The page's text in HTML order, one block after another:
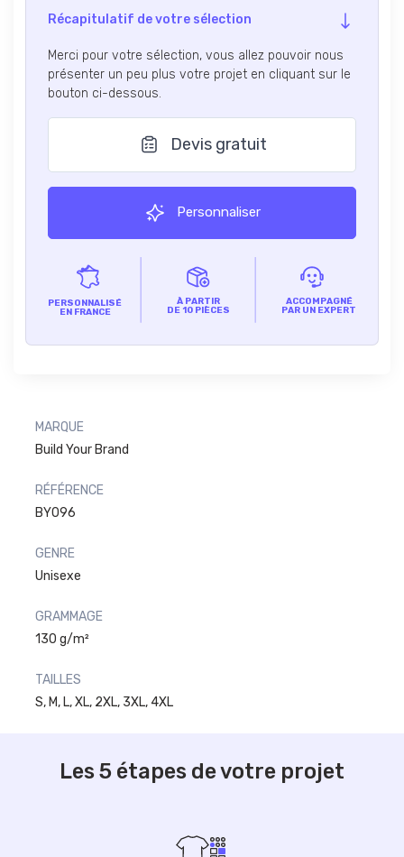
Récapitulatif de votre sélection
Merci pour votre sélection, vous allez pouvoir nous
présenter un peu plus votre projet en cliquant sur le
bouton ci-dessous.
Devis gratuit
Personnaliser
PERSONNALISÉ
EN FRANCE
À PARTIR
DE 10 PIÈCES
ACCOMPAGNÉ
PAR UN EXPERT
MARQUE
Build Your Brand
RÉFÉRENCE
BY096
GENRE
Unisexe
GRAMMAGE
130 g/m²
TAILLES
S, M, L, XL, 2XL, 3XL, 4XL
Les 5 étapes de votre projet